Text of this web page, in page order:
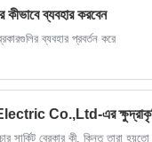
কীভাবে ব্যবহার করবেন
ব্যবহার প্রবর্তন করে
Co.,Ltd-এর ক্ষুদ্রাকৃতি
সার্কিট ব্রেকার কী, কিন্তু তারা হয়তো